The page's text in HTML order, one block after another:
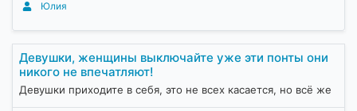
Юлия
Девушки, женщины выключайте уже эти понты они
никого не впечатляют!
Девушки приходите в себя, это не всех касается, но всё же